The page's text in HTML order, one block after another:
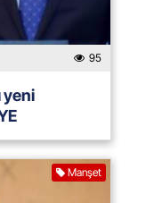
95
yeni
Manşet